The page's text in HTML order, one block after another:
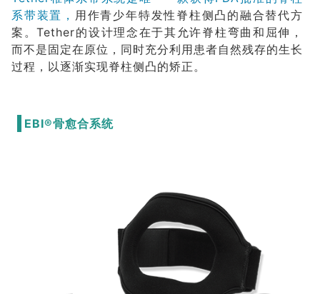
系带装置， 用作青少年特发性脊柱侧凸的融合替代方
案。Tether的设计理念在于其允许脊柱弯曲和屈伸，
而不是固定在原位，同时充分利用患者自然残存的生长
过程，以逐渐实现脊柱侧凸的矫正。
EBI®骨愈合系统